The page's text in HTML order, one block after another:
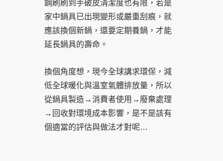
鋼刷刷到手破皮清潔度也有限，若是
家中鍋具已出現變形或嚴重刮痕，就
應該換個新鍋，還要定期養鍋，才能
延長鍋具的壽命。
換個角度想，現今全球講求環保，減
低全球暖化與溫室氣體排放量，所以
從鍋具製造→消費者使用→廢棄處理
→回收對環境成本影響，是不是該有
個適當的評估與做法才對呢…